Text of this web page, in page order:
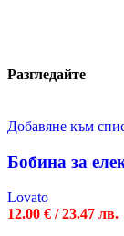
Разгледайте
Добавяне към
Бобина за
Lovato
12.00 € / 23.47 лв.